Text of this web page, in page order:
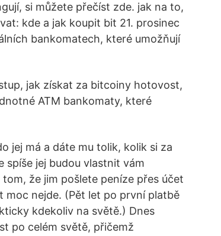
si můžete přečíst zde. jak na to,
kde a jak koupit bit 21. prosinec
bankomatech, které umožňují
jak získat za bitcoiny hotovost,
ATM bankomaty, které
jej má a dáte mu tolik, kolik si za
spíše jej budou vlastnit vám
že jim pošlete peníze přes účet
moc nejde. (Pět let po první platbě
kdekoliv na světě.) Dnes
po celém světě, přičemž